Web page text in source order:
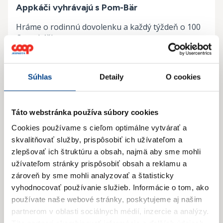
Súhlas Detaily O cookies
Táto webstránka používa súbory cookies
Cookies používame s cieľom optimálne vytvárať a
skvalitňovať služby, prispôsobiť ich užívateľom a
zlepšovať ich štruktúru a obsah, najmä aby sme mohli
užívateľom stránky prispôsobiť obsah a reklamu a
zároveň by sme mohli analyzovať a štatisticky
vyhodnocovať používanie služieb. Informácie o tom, ako
používate naše webové stránky, poskytujeme aj našim
partnerom v oblasti sociálnych médií, inzercie a analýzy.
Appkáči vyhrávajú s Pom-Bär
Hráme o rodinnú dovolenku a každý týždeň o 100
€ poukážky
Chcem súťažiť